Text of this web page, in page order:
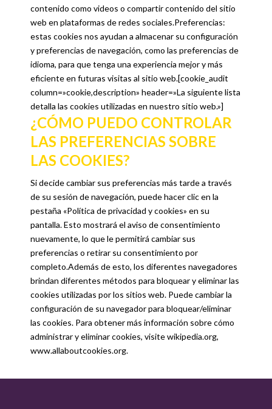
contenido como videos o compartir contenido del sitio
web en plataformas de redes sociales.Preferencias:
estas cookies nos ayudan a almacenar su configuración
y preferencias de navegación, como las preferencias de
idioma, para que tenga una experiencia mejor y más
eficiente en futuras visitas al sitio web.[cookie_audit
column=»cookie,description» header=»La siguiente lista
detalla las cookies utilizadas en nuestro sitio web.»]
¿CÓMO PUEDO CONTROLAR
LAS PREFERENCIAS SOBRE
LAS COOKIES?
Si decide cambiar sus preferencias más tarde a través
de su sesión de navegación, puede hacer clic en la
pestaña «Política de privacidad y cookies» en su
pantalla. Esto mostrará el aviso de consentimiento
nuevamente, lo que le permitirá cambiar sus
preferencias o retirar su consentimiento por
completo.Además de esto, los diferentes navegadores
brindan diferentes métodos para bloquear y eliminar las
cookies utilizadas por los sitios web. Puede cambiar la
configuración de su navegador para bloquear/eliminar
las cookies. Para obtener más información sobre cómo
administrar y eliminar cookies, visite wikipedia.org,
www.allaboutcookies.org.